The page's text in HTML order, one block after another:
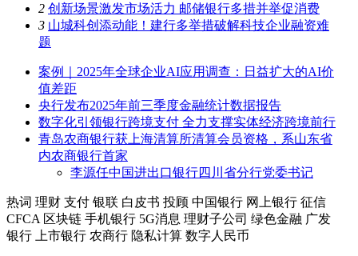
2 创新场景激发市场活力 邮储银行多措并举促消费
3 山城科创添动能！建行多举措破解科技企业融资难
题
案例｜2025年全球企业AI应用调查：日益扩大的AI价
值差距
央行发布2025年前三季度金融统计数据报告
数字化引领银行跨境支付 全力支撑实体经济跨境前行
青岛农商银行获上海清算所清算会员资格，系山东省
内农商银行首家
李源任中国进出口银行四川省分行党委书记
热词 理财 支付 银联 白皮书 投顾 中国银行 网上银行 征信
CFCA 区块链 手机银行 5G消息 理财子公司 绿色金融 广发
银行
上市银行 农商行 隐私计算 数字人民币